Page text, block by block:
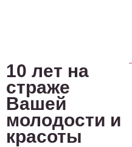
10 лет на
страже
Вашей
молодости и
красоты